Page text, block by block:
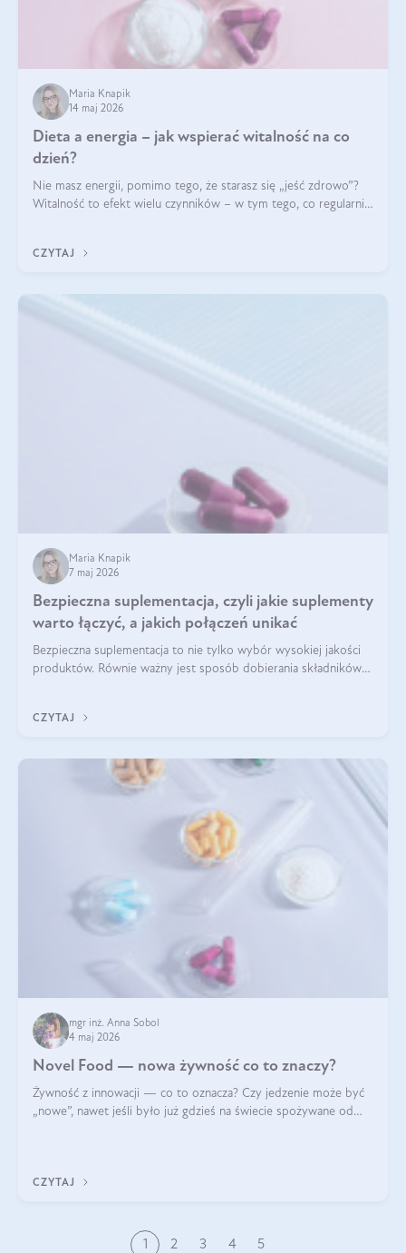
Maria Knapik
14 maj 2026
Dieta a energia – jak wspierać witalność na co
dzień?
Nie masz energii, pomimo tego, że starasz się „jeść zdrowo”?
Witalność to efekt wielu czynników – w tym tego, co regularnie
CZYTAJ
Maria Knapik
7 maj 2026
Bezpieczna suplementacja, czyli jakie suplementy
warto łączyć, a jakich połączeń unikać
Bezpieczna suplementacja to nie tylko wybór wysokiej jakości
produktów. Równie ważny jest sposób dobierania składników
CZYTAJ
mgr inż. Anna Sobol
4 maj 2026
Novel Food — nowa żywność co to znaczy?
Żywność z innowacji — co to oznacza? Czy jedzenie może być
„nowe”, nawet jeśli było już gdzieś na świecie spożywane od
CZYTAJ
1 2 3 4 5